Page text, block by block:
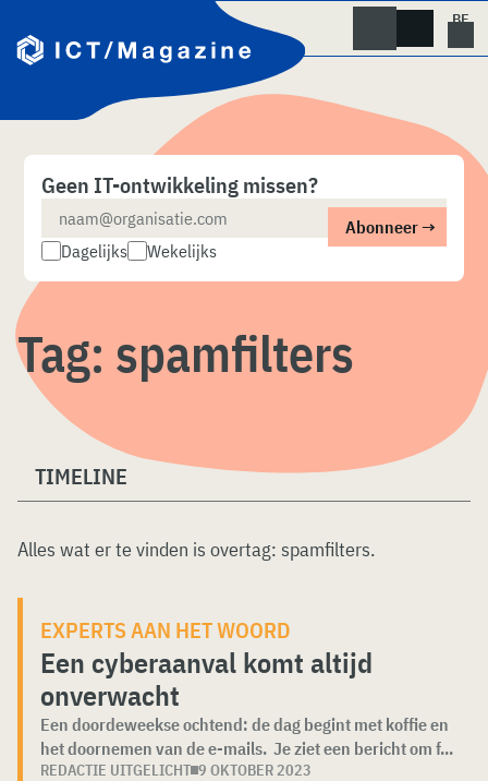
naar
content
Geen IT-ontwikkeling missen?
Dagelijks Wekelijks
Tag: spamfilters
TIMELINE
Alles wat er te vinden is overtag: spamfilters.
EXPERTS AAN HET WOORD
Een cyberaanval komt altijd
onverwacht
Een doordeweekse ochtend: de dag begint met koffie en
het doornemen van de e-mails. Je ziet een bericht om f...
REDACTIE UITGELICHT 9 OKTOBER 2023